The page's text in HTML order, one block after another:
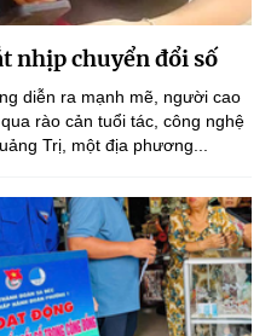
nhịp chuyển đổi số
diễn ra mạnh mẽ, người cao
rào cản tuổi tác, công nghệ
Trị, một địa phương...